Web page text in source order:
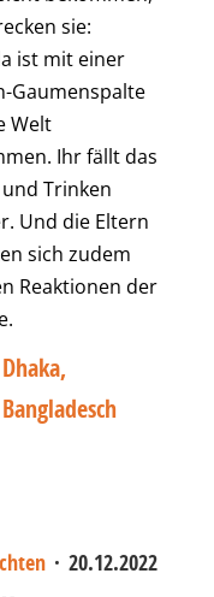
sie:
ist mit einer
Gaumenspalte
Welt
Ihr fällt das
und Trinken
Und die Eltern
sich zudem
Reaktionen der
Dhaka,
Bangladesch
· 20.12.2022